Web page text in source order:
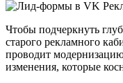
Чтобы подчеркнуть
старого рекламного
проводит
изменения, которые